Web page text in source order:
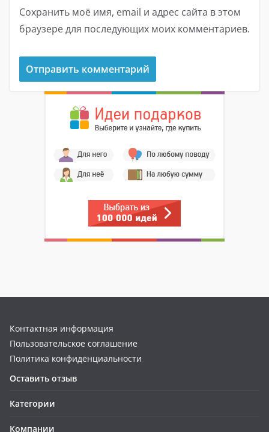
Сохранить моё имя, email и адрес сайта в этом
браузере для последующих моих комментариев.
Контактная информация
Пользовательское соглашение
Политика конфиденциальности
Оставить отзыв
Категории
Компании